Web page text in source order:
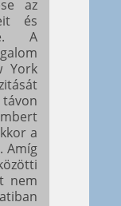
az
és
A
York
a
Amíg
nem